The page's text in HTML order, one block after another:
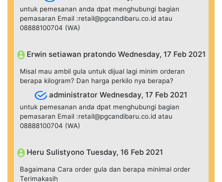
untuk pemesanan anda dpat menghubungi bagian
pemasaran Email :retail@pgcandibaru.co.id atau
08888100704 (WA)
Erwin setiawan pratondo Wednesday, 17 Feb 2021
Misal mau ambil gula untuk dijual lagi minim orderan
berapa kilogram? Dan harga perkilo nya berapa?
administrator Wednesday, 17 Feb 2021
untuk pemesanan anda dpat menghubungi bagian
pemasaran Email :retail@pgcandibaru.co.id atau
08888100704 (WA)
Heru Sulistyono Tuesday, 16 Feb 2021
Bagaimana Cara order gula dan berapa minimal order
Terimakasih